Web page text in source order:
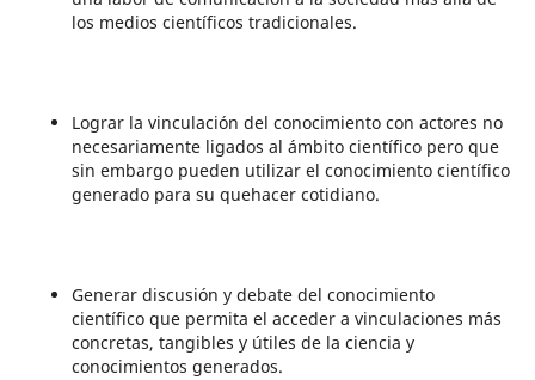
los medios científicos tradicionales.
Lograr la vinculación del conocimiento con actores no
necesariamente ligados al ámbito científico pero que
sin embargo pueden utilizar el conocimiento científico
generado para su quehacer cotidiano.
Generar discusión y debate del conocimiento
científico que permita el acceder a vinculaciones más
concretas, tangibles y útiles de la ciencia y
conocimientos generados.